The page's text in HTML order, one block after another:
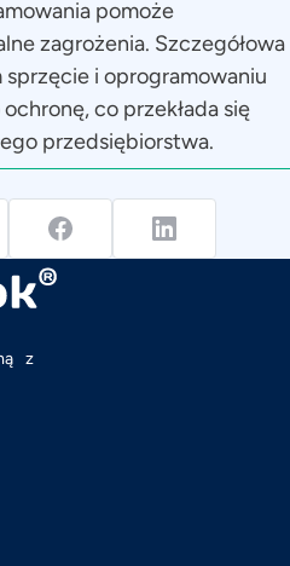
pomoże
zagrożenia. Szczegółowa
i oprogramowaniu
co przekłada się
przedsiębiorstwa.
z